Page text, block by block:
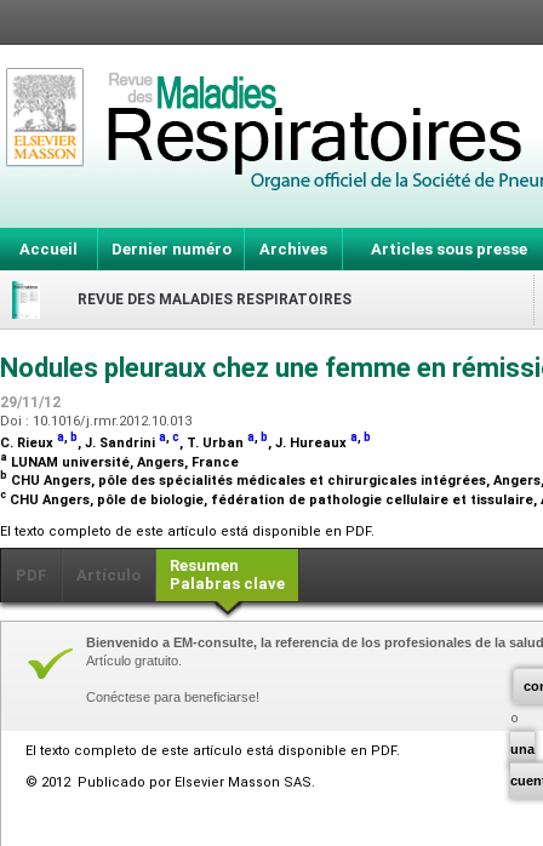
Accueil Dernier numéro Archives Articles sous presse
REVUE DES MALADIES RESPIRATOIRES
Nodules pleuraux chez une femme en
29/11/12
Doi : 10.1016/j.rmr.2012.10.013
C. Rieux a b, J. Sandrini a c, T. Urban a b, J. Hureaux a b
a LUNAM université, Angers, France
b CHU Angers, pôle des spécialités médicales et chirurgicales intégrées,
c CHU Angers, pôle de biologie, fédération de pathologie cellulaire et tissulaire,
El texto completo de este artículo está disponible en PDF.
PDF Artículo
Resumen
Palabras clave
una
Bienvenido a EM-consulte, la referencia de los profesionales de la
Artículo gratuito.
Conéctese para beneficiarse!
El texto completo de este artículo está disponible en PDF.
© 2012 Publicado por Elsevier Masson SAS.